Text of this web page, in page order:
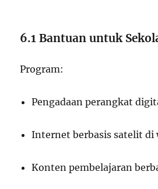
6.1 Bantuan untuk
Program:
Pengadaan perangkat
Internet berbasis satelit di
Konten pembelajaran